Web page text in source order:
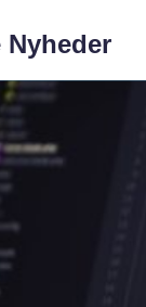
Nyheder